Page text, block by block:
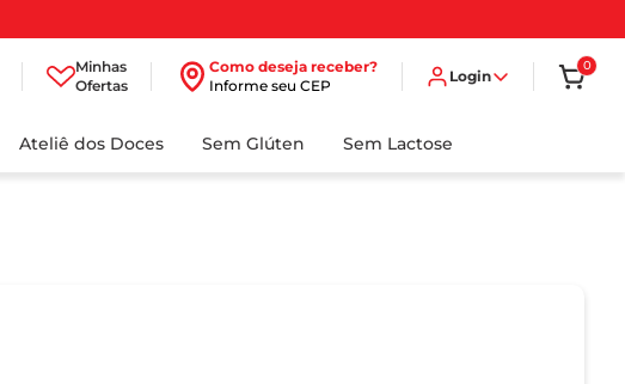
Minhas
Ofertas
Como deseja receber?
Informe seu CEP
Login
0
Ateliê dos Doces Sem Glúten Sem Lactose